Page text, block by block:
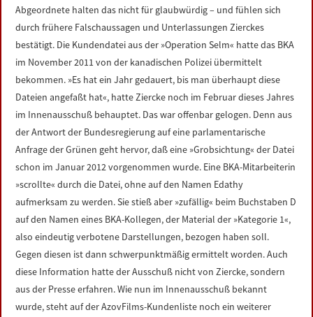
Abgeordnete halten das nicht für glaubwürdig – und fühlen sich
durch frühere Falschaussagen und Unterlassungen Zierckes
bestätigt. Die Kundendatei aus der »Operation Selm« hatte das BKA
im November 2011 von der kanadischen Polizei übermittelt
bekommen. »Es hat ein Jahr gedauert, bis man überhaupt diese
Dateien angefaßt hat«, hatte Ziercke noch im Februar dieses Jahres
im Innenausschuß behauptet. Das war offenbar gelogen. Denn aus
der Antwort der Bundesregierung auf eine parlamentarische
Anfrage der Grünen geht hervor, daß eine »Grobsichtung« der Datei
schon im Januar 2012 vorgenommen wurde. Eine BKA-Mitarbeiterin
»scrollte« durch die Datei, ohne auf den Namen Edathy
aufmerksam zu werden. Sie stieß aber »zufällig« beim Buchstaben D
auf den Namen eines BKA-Kollegen, der Material der »Kategorie 1«,
also eindeutig verbotene Darstellungen, bezogen haben soll.
Gegen diesen ist dann schwerpunktmäßig ermittelt worden. Auch
diese Information hatte der Ausschuß nicht von Ziercke, sondern
aus der Presse erfahren. Wie nun im Innenausschuß bekannt
wurde, steht auf der AzovFilms-Kundenliste noch ein weiterer